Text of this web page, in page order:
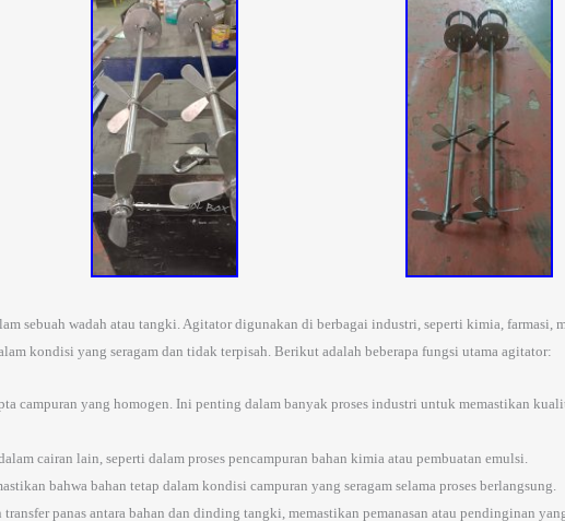
sebuah wadah atau tangki. Agitator digunakan di berbagai industri, seperti kimia, farmasi,
kondisi yang seragam dan tidak terpisah. Berikut adalah beberapa fungsi utama agitator:
campuran yang homogen. Ini penting dalam banyak proses industri untuk memastikan
cairan lain, seperti dalam proses pencampuran bahan kimia atau pembuatan emulsi.
bahwa bahan tetap dalam kondisi campuran yang seragam selama proses berlangsung.
panas antara bahan dan dinding tangki, memastikan pemanasan atau pendinginan